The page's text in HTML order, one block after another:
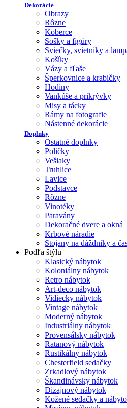
Dekorácie
Obrazy
Rôzne
Koberce
Sošky a figúry
Sviečky, svietniky a
Košíky
Vázy a fľaše
Šperkovnice a krabičky
Hodiny
Vankúše a prikrývky
Misy a tácky
Rámy na fotografie
Nástenné dekorácie
Doplnky
Ostatné doplnky
Poličky
Vešiaky
Truhlice
Lavice
Podstavce
Rôzne
Vinotéky
Paravány
Dekoračné dvere a okná
Krbové náradie
Stojany na dáždniky a
Podľa štýlu
Klasický nábytok
Koloniálny nábytok
Retro nábytok
Art-deco nábytok
Vidiecky nábytok
Vintage nábytok
Moderný nábytok
Industriálny nábytok
Provensálsky nábytok
Ratanový nábytok
Rustikálny nábytok
Chesterfield sedačky
Zrkadlový nábytok
Škandinávsky nábytok
Dizajnový nábytok
Kožené sedačky a